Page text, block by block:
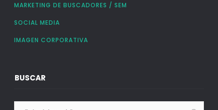
MARKETING DE BUSCADORES / SEM
SOCIAL MEDIA
IMAGEN CORPORATIVA
BUSCAR